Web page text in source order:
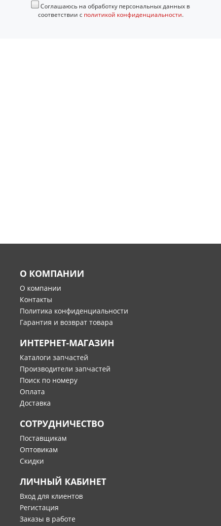
Соглашаюсь на обработку персональных данных в
соответствии с политикой конфиденциальности.
О КОМПАНИИ
О компании
Контакты
Политика конфиденциальности
Гарантия и возврат товара
ИНТЕРНЕТ-МАГАЗИН
Каталоги запчастей
Производители запчастей
Поиск по номеру
Оплата
Доставка
СОТРУДНИЧЕСТВО
Поставщикам
Оптовикам
Скидки
ЛИЧНЫЙ КАБИНЕТ
Вход для клиентов
Регистация
Заказы в работе